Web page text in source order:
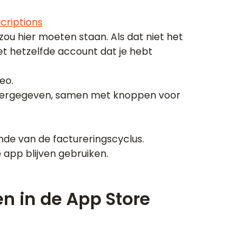
hier moeten staan. Als dat niet het
hetzelfde account dat je hebt
samen met knoppen voor
van de factureringscyclus.
blijven gebruiken.
in de App Store